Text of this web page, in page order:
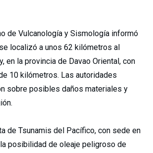
de Vulcanología y Sismología informó
localizó a unos 62 kilómetros al
en la provincia de Davao Oriental, con
10 kilómetros. Las autoridades
sobre posibles daños materiales y
de Tsunamis del Pacífico, con sede en
posibilidad de oleaje peligroso de